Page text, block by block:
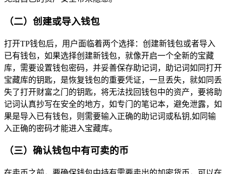
（二）创建或导入钱包
打开TP钱包后，用户面临着两个选择：创建新钱包或者导入
已有钱包，如果选择创建新钱包，就像开启一个全新的宝藏
库，需要设置钱包密码，并妥善保存助记词，助记词如同打开
宝藏库的钥匙，是恢复钱包的重要凭证，一旦丢失，就如同丢
失了打开财富之门的钥匙，将无法找回钱包中的资产，要将助
记词认真抄写在安全的地方，如专门的笔记本，避免泄露，如
果是导入已有钱包，则需要输入正确的助记词或私钥,如同输
入正确的密码才能进入宝藏库。
（三）确认钱包中有可卖的币